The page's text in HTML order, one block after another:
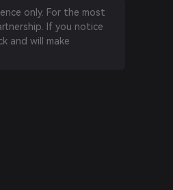
only. For the most
If you notice
and will make